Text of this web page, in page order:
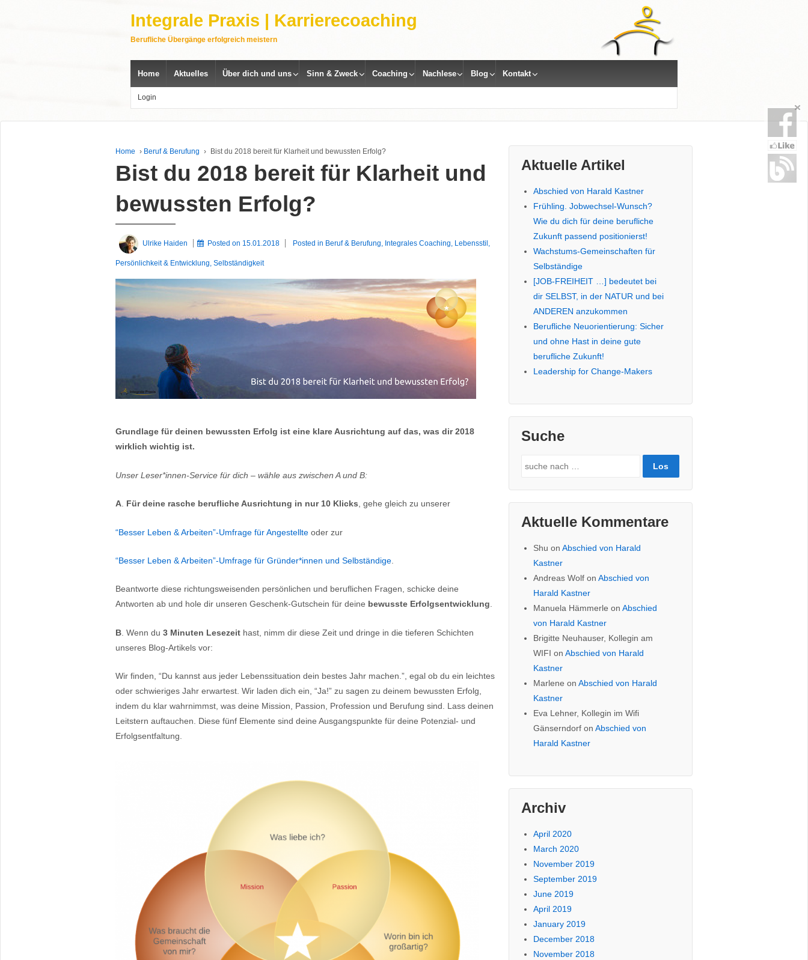
Integrale Praxis | Karrierecoaching
Berufliche Übergänge erfolgreich meistern
Home Aktuelles Über dich und uns Sinn & Zweck Coaching Nachlese Blog Kontakt
Login
Home › Beruf & Berufung › Bist du 2018 bereit für Klarheit und bewussten Erfolg?
Bist du 2018 bereit für Klarheit und
bewussten Erfolg?
Ulrike Haiden Posted on 15.01.2018 Posted in Beruf & Berufung, Integrales Coaching, Lebensstil,
Persönlichkeit & Entwicklung, Selbständigkeit
Grundlage für deinen bewussten Erfolg ist eine klare Ausrichtung auf das, was dir 2018
wirklich wichtig ist.
Unser Leser*innen-Service für dich – wähle aus zwischen A und B:
A. Für deine rasche berufliche Ausrichtung in nur 10 Klicks, gehe gleich zu unserer
“Besser Leben & Arbeiten”-Umfrage für Angestellte oder zur
“Besser Leben & Arbeiten”-Umfrage für Gründer*innen und Selbständige
Beantworte diese richtungsweisenden persönlichen und beruflichen Fragen, schicke deine
Antworten ab und hole dir unseren Geschenk-Gutschein für deine bewusste Erfolgsentwicklung.
B . Wenn du 3 Minuten Lesezeit hast, nimm dir diese Zeit und dringe in die tieferen Schichten
unseres Blog-Artikels vor:
Wir finden, “Du kannst aus jeder Lebenssituation dein bestes Jahr machen.”, egal ob du ein leichtes
oder schwieriges Jahr erwartest. Wir laden dich ein, “Ja!” zu sagen zu deinem bewussten Erfolg,
indem du klar wahrnimmst, was deine Mission, Passion, Profession und Berufung sind. Lass deinen
Leitstern auftauchen. Diese fünf Elemente sind deine Ausgangspunkte für deine Potenzial- und
Erfolgsentfaltung.
Aktuelle Artikel
Abschied von Harald Kastner
Frühling. Jobwechsel-Wunsch?
Wie du dich für deine berufliche
Zukunft passend positionierst!
Wachstums-Gemeinschaften für
Selbständige
[JOB-FREIHEIT …] bedeutet bei
dir SELBST, in der NATUR und bei
ANDEREN anzukommen
Berufliche Neuorientierung: Sicher
und ohne Hast in deine gute
berufliche Zukunft!
Leadership for Change-Makers
Suche
Search
Aktuelle Kommentare
Shu on Abschied von Harald
Kastner
Andreas Wolfon Abschied von
Harald Kastner
Manuela Hämmerle on Abschied
von Harald Kastner
Brigitte Neuhauser, Kollegin am
WIFI on Abschied von Harald
Kastner
Marlene on Abschied von Harald
Kastner
Eva Lehner, Kollegin im Wifi
Gänserndorfon Abschied von
Harald Kastner
Archiv
April 2020
March 2020
November 2019
September 2019
June 2019
April 2019
January 2019
December 2018
November 2018